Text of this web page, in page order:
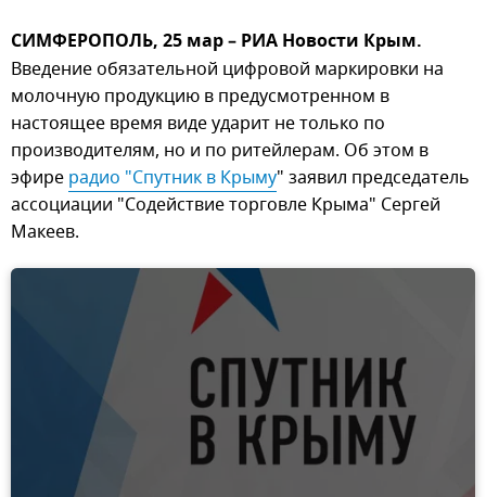
СИМФЕРОПОЛЬ, 25 мар – РИА Новости Крым.
Введение обязательной цифровой маркировки на
молочную продукцию в предусмотренном в
настоящее время виде ударит не только по
производителям, но и по ритейлерам. Об этом в
эфире радио "Спутник в Крыму" заявил председатель
ассоциации "Содействие торговле Крыма" Сергей
Макеев.